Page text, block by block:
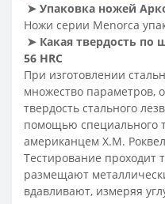
➤ Упаковка ножей
Ножи серии Menorca
➤ Какая твердость по
56 HRC
При изготовлении
множество параметров,
твердость стального
помощью специального
американцем Х.М.
Тестирование проходит
размещают
вдавливают, измеряя